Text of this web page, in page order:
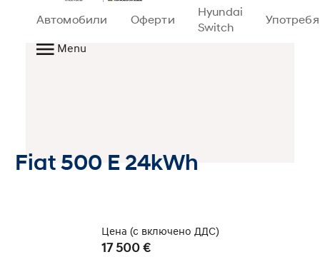
Автомобили Оферти
Hyundai
Switch
Menu
Fiat 500 E 24kWh
Цена (с включено ДДС)
17 500 €